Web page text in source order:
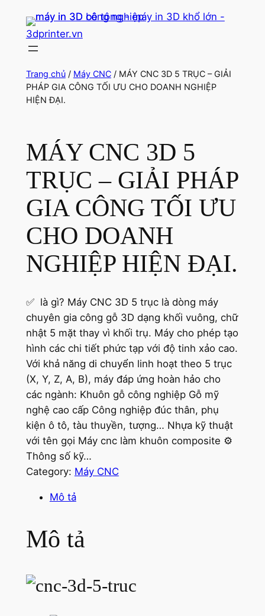
Chuyển
dung
3dprinter.vn
Trang chủ/ Máy CNC/ MÁY CNC 3D 5 TRỤC – GIẢI
PHÁP GIA CÔNG TỐI ƯU CHO DOANH NGHIỆP
HIỆN ĐẠI.
MÁY CNC 3D 5
TRỤC – GIẢI PHÁP
GIA CÔNG TỐI ƯU
CHO DOANH
NGHIỆP HIỆN ĐẠI.
✅ là gì? Máy CNC 3D 5 trục là dòng máy
chuyên gia công gỗ 3D dạng khối vuông, chữ
nhật 5 mặt thay vì khối trụ. Máy cho phép tạo
hình các chi tiết phức tạp với độ tinh xảo cao.
Với khả năng di chuyển linh hoạt theo 5 trục
(X, Y, Z, A, B), máy đáp ứng hoàn hảo cho
các ngành: Khuôn gỗ công nghiệp Gỗ mỹ
nghệ cao cấp Công nghiệp đúc thân, phụ
kiện ô tô, tàu thuyền, tượng… Nhựa kỹ thuật
với tên gọi Máy cnc làm khuôn composite ⚙️
Thông số kỹ…
Category: Máy CNC
Mô tả
Mô tả